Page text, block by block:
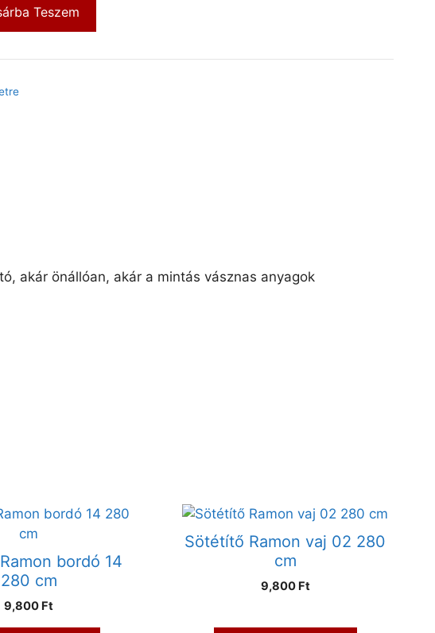
Teszem
akár önállóan, akár a mintás vásznas anyagok
bordó 14
280 cm
9,800 Ft
Sötétítő Ramon vaj 02 280
cm
9,800 Ft